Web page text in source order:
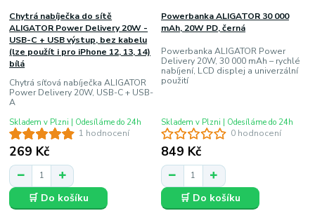
1 hodnocení
Chytrá nabíječka do sítě
ALIGATOR Power Delivery 20W -
USB-C + USB výstup, bez kabelu
(lze použít i pro iPhone 12, 13, 14)
bílá
Chytrá síťová nabíječka ALIGATOR
Power Delivery 20W, USB-C + USB-
A
269 Kč
Skladem v Plzni | Odesíláme do 24h
🛒 Do košíku
0 hodnocení
Powerbanka ALIGATOR 30 000
mAh, 20W PD, černá
Powerbanka ALIGATOR Power
Delivery 20W, 30 000 mAh – rychlé
nabíjení, LCD displej a univerzální
použití
849 Kč
Skladem v Plzni | Odesíláme do 24h
🛒 Do košíku